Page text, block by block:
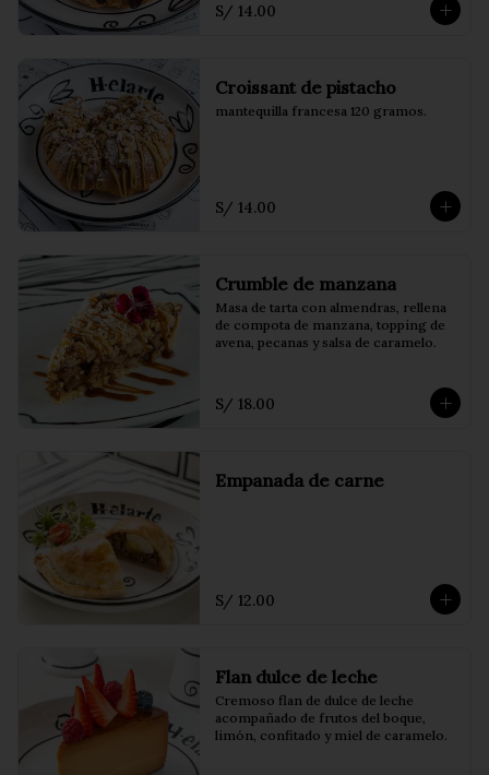
S/ 14.00
Croissant de pistacho
mantequilla francesa 120 gramos.
S/ 14.00
Crumble de manzana
Masa de tarta con almendras, rellena
de compota de manzana, topping de
avena, pecanas y salsa de caramelo.
S/ 18.00
Empanada de carne
S/ 12.00
Flan dulce de leche
Cremoso flan de dulce de leche
acompañado de frutos del boque,
limón, confitado y miel de caramelo.